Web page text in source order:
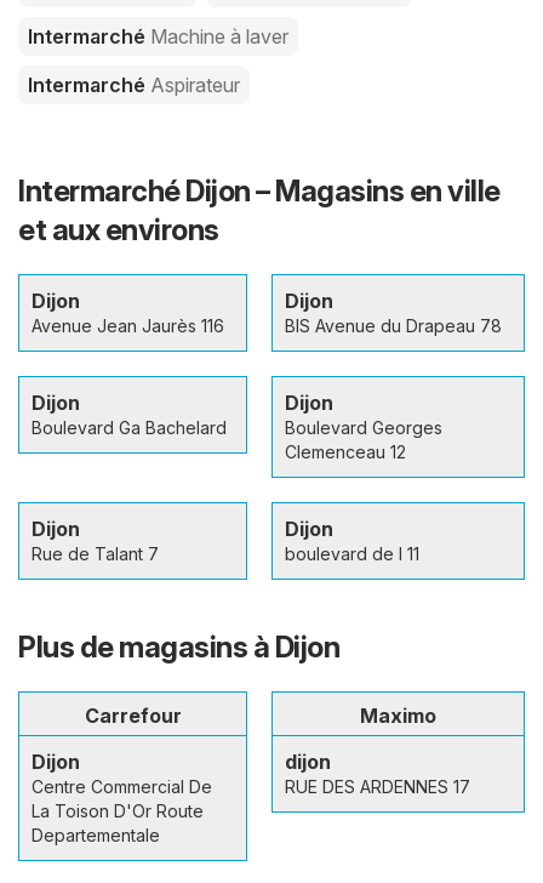
Intermarché Machine à laver
Intermarché Aspirateur
Intermarché Dijon – Magasins en ville
et aux environs
Dijon
Avenue Jean Jaurès 116
Dijon
BIS Avenue du Drapeau 78
Dijon
Boulevard Ga Bachelard
Dijon
Boulevard Georges
Clemenceau 12
Dijon
Rue de Talant 7
Dijon
boulevard de l 11
Plus de magasins à Dijon
Carrefour
Dijon
Centre Commercial De
La Toison D'Or Route
Departementale
Maximo
dijon
RUE DES ARDENNES 17